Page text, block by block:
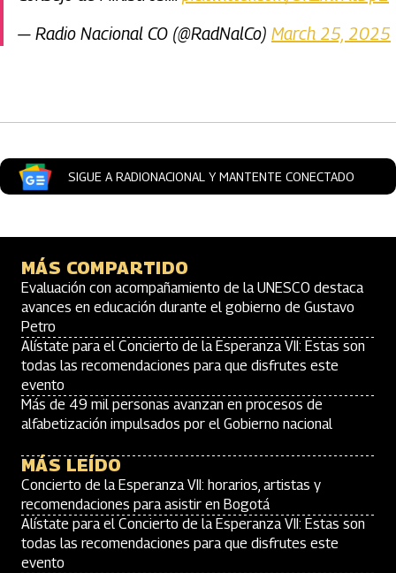
— Radio Nacional CO (@RadNalCo) March 25, 2025
SIGUE A RADIONACIONAL Y MANTENTE CONECTADO
MÁS COMPARTIDO
Evaluación con acompañamiento de la UNESCO destaca
avances en educación durante el gobierno de Gustavo
Petro
Alístate para el Concierto de la Esperanza VII: Estas son
todas las recomendaciones para que disfrutes este
evento
Más de 49 mil personas avanzan en procesos de
alfabetización impulsados por el Gobierno nacional
MÁS LEÍDO
Concierto de la Esperanza VII: horarios, artistas y
recomendaciones para asistir en Bogotá
Alístate para el Concierto de la Esperanza VII: Estas son
todas las recomendaciones para que disfrutes este
evento